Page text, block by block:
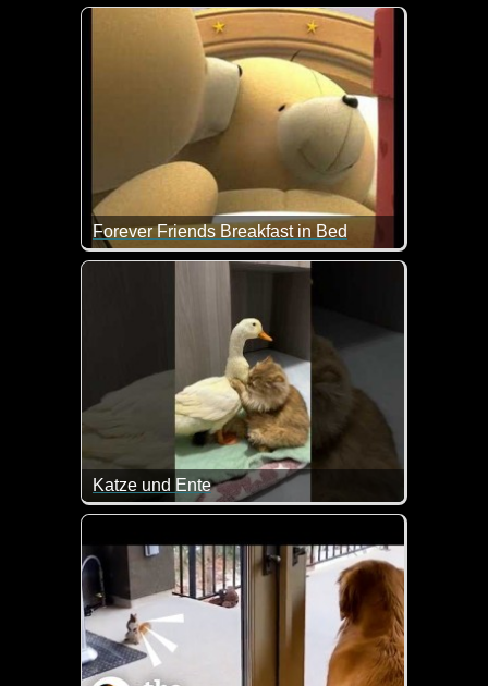
Ist das ein liebes Video. Allein die Bärchen sind
Forever Friends Breakfast in Bed
Alles Liebe und Gute zum Valentinstag!
Katze und Ente
Ein wirklich ungewöhnliches Paar, aber total lieb